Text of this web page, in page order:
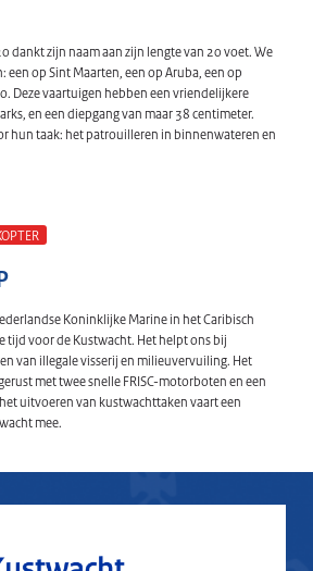
dankt zijn naam aan zijn lengte van 20 voet. We
een op Sint Maarten, een op Aruba, een op
Deze vaartuigen hebben een vriendelijkere
en een diepgang van maar 38 centimeter.
hun taak: het patrouilleren in binnenwateren en
Koninklijke Marine in het Caribisch
tijd voor de Kustwacht. Het helpt ons bij
van illegale visserij en milieuvervuiling. Het
met twee snelle FRISC-motorboten en een
uitvoeren van kustwachttaken vaart een
mee.